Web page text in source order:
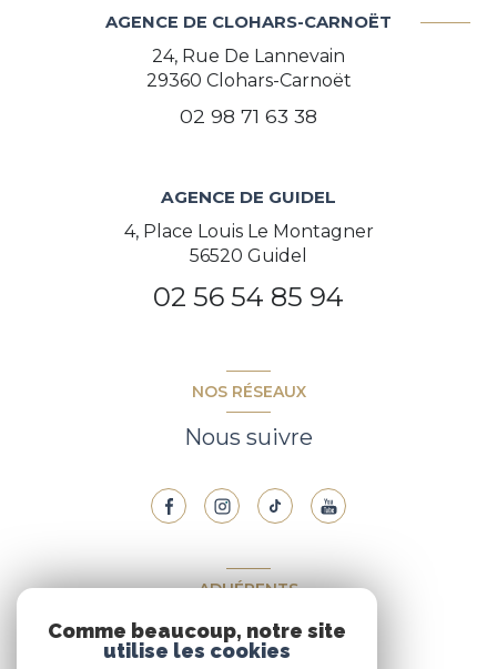
AGENCE DE CLOHARS-CARNOËT
24, Rue De Lannevain
29360 Clohars-Carnoët
02 98 71 63 38
AGENCE DE GUIDEL
4, Place Louis Le Montagner
56520 Guidel
02 56 54 85 94
NOS RÉSEAUX
Nous suivre
ADHÉRENTS
Nous adhérons
Comme beaucoup, notre site
utilise les cookies